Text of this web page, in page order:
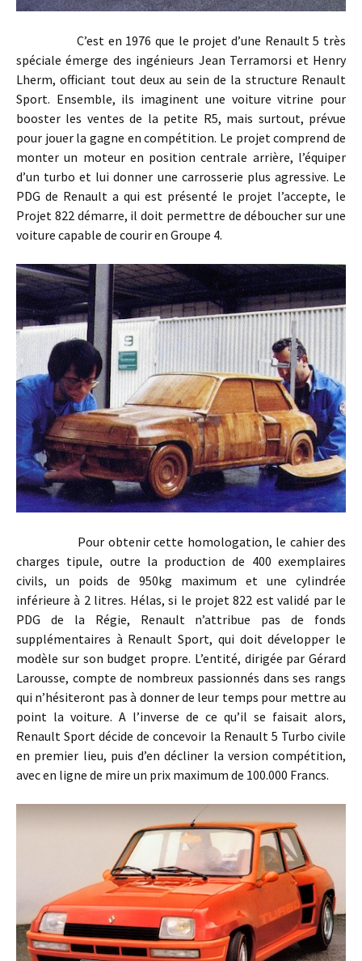
C’est en 1976 que le projet d’une Renault 5 très
spéciale émerge des ingénieurs Jean Terramorsi et Henry
Lherm, officiant tout deux au sein de la structure Renault
Sport. Ensemble, ils imaginent une voiture vitrine pour
booster les ventes de la petite R5, mais surtout, prévue
pour jouer la gagne en compétition. Le projet comprend de
monter un moteur en position centrale arrière, l’équiper
d’un turbo et lui donner une carrosserie plus agressive. Le
PDG de Renault a qui est présenté le projet l’accepte, le
Projet 822 démarre, il doit permettre de déboucher sur une
voiture capable de courir en Groupe 4.
Pour obtenir cette homologation, le cahier des
charges tipule, outre la production de 400 exemplaires
civils, un poids de 950kg maximum et une cylindrée
inférieure à 2 litres. Hélas, si le projet 822 est validé par le
PDG de la Régie, Renault n’attribue pas de fonds
supplémentaires à Renault Sport, qui doit développer le
modèle sur son budget propre. L’entité, dirigée par Gérard
Larousse, compte de nombreux passionnés dans ses rangs
qui n’hésiteront pas à donner de leur temps pour mettre au
point la voiture. A l’inverse de ce qu’il se faisait alors,
Renault Sport décide de concevoir la Renault 5 Turbo civile
en premier lieu, puis d’en décliner la version compétition,
avec en ligne de mire un prix maximum de 100.000 Francs.